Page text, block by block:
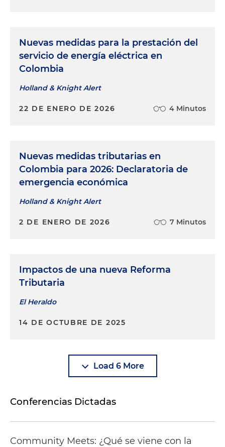
Nuevas medidas para la prestación del
servicio de energía eléctrica en
Colombia
Holland & Knight Alert
22 DE ENERO DE 2026 4 Minutos
Nuevas medidas tributarias en
Colombia para 2026: Declaratoria de
emergencia económica
Holland & Knight Alert
2 DE ENERO DE 2026 7 Minutos
Impactos de una nueva Reforma
Tributaria
El Heraldo
14 DE OCTUBRE DE 2025
Load 6 More
Conferencias Dictadas
Community Meets: ¿Qué se viene con la